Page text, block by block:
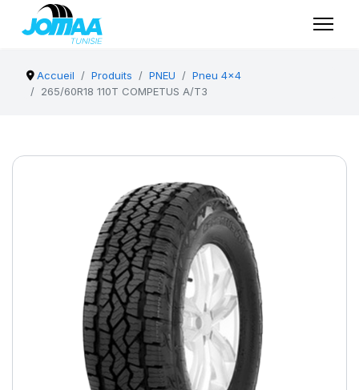
Accueil Produits PNEU
Pneu 4x4
265/60R18 110T COMPETUS A/T3